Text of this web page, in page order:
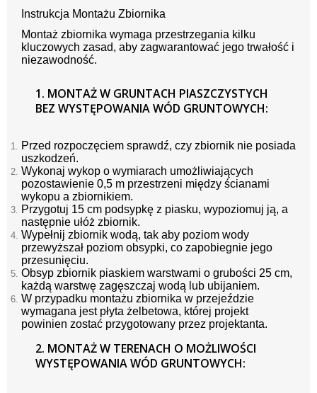
Instrukcja Montażu Zbiornika
Montaż zbiornika wymaga przestrzegania kilku
kluczowych zasad, aby zagwarantować jego trwałość i
niezawodność.
1. MONTAŻ W GRUNTACH PIASZCZYSTYCH
BEZ WYSTĘPOWANIA WÓD GRUNTOWYCH:
Przed rozpoczęciem sprawdź, czy zbiornik nie posiada
uszkodzeń.
Wykonaj wykop o wymiarach umożliwiających
pozostawienie 0,5 m przestrzeni między ścianami
wykopu a zbiornikiem.
Przygotuj 15 cm podsypkę z piasku, wypoziomuj ją, a
następnie ułóż zbiornik.
Wypełnij zbiornik wodą, tak aby poziom wody
przewyższał poziom obsypki, co zapobiegnie jego
przesunięciu.
Obsyp zbiornik piaskiem warstwami o grubości 25 cm,
każdą warstwę zagęszczaj wodą lub ubijaniem.
W przypadku montażu zbiornika w przejeździe
wymagana jest płyta żelbetowa, której projekt
powinien zostać przygotowany przez projektanta.
2. MONTAŻ W TERENACH O MOŻLIWOŚCI
WYSTĘPOWANIA WÓD GRUNTOWYCH: